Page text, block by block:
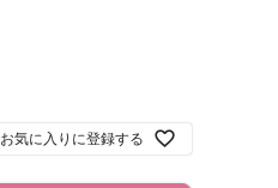
お気に入りに登録する